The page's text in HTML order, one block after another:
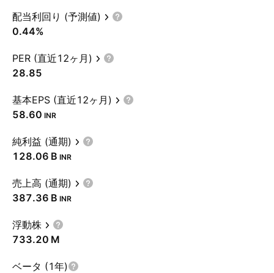
配当利回り (予測値)
0.44%
PER (直近12ヶ月)
28.85
基本EPS (直近12ヶ月)
58.60 INR
純利益 (通期)
‪128.06 B‬ INR
売上高 (通期)
‪387.36 B‬ INR
浮動株
‪733.20 M‬
ベータ (1年)